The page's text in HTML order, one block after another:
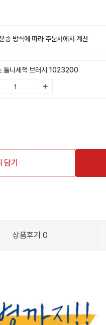
송 방식에 따라 주문서에서 계산
틀니세척 브러시 1023200
담기
상품후기 0